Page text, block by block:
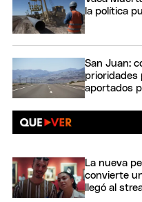
la política
San Juan:
prioridades
aportados
La nueva
convierte
llegó al